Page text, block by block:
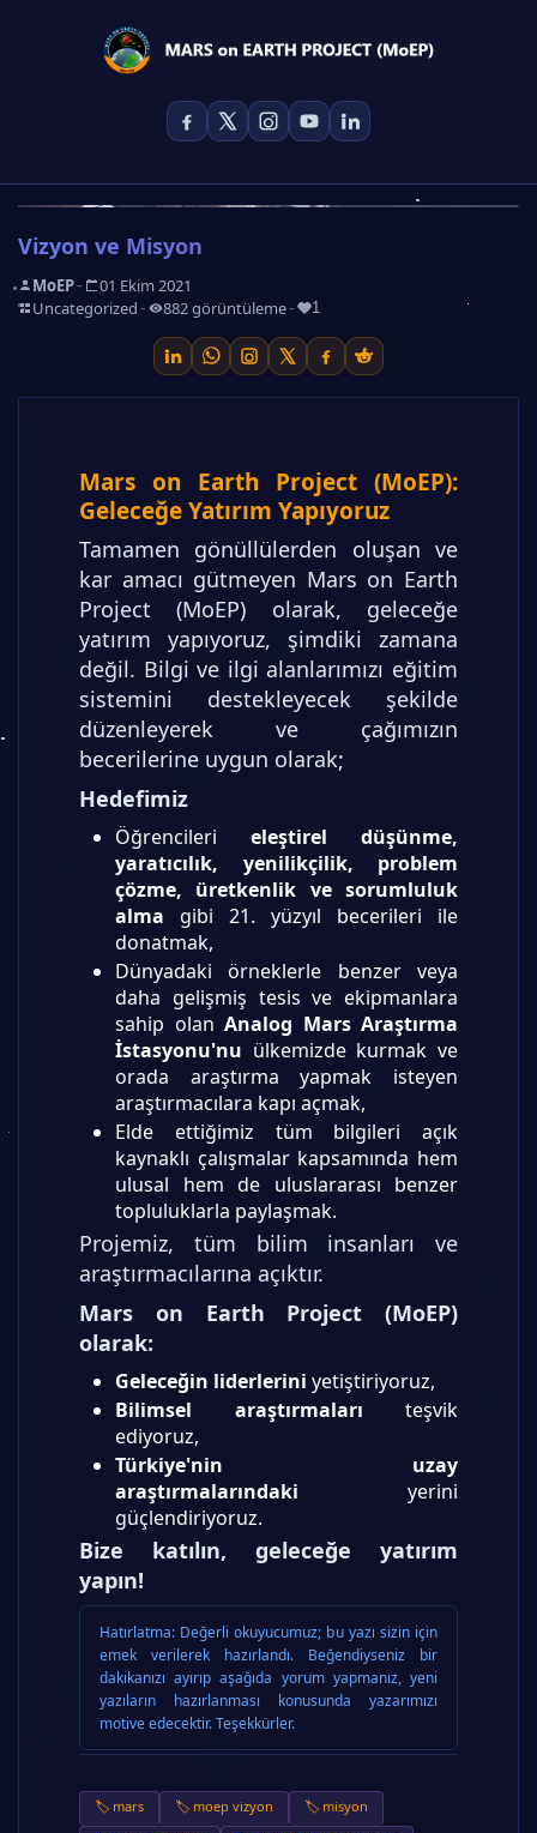
Vizyon ve Misyon
MoEP- 01 Ekim 2021
- Uncategorized- 882 görüntüleme- 1
Mars on Earth Project (MoEP):
Geleceğe Yatırım Yapıyoruz
Tamamen gönüllülerden oluşan ve
kar amacı gütmeyen Mars on Earth
Project (MoEP) olarak, geleceğe
yatırım yapıyoruz, şimdiki zamana
değil. Bilgi ve ilgi alanlarımızı eğitim
sistemini destekleyecek şekilde
düzenleyerek ve çağımızın
becerilerine uygun olarak;
Hedefimiz
Öğrencileri eleştirel düşünme,
yaratıcılık, yenilikçilik, problem
çözme, üretkenlik ve sorumluluk
alma gibi 21. yüzyıl becerileri ile
donatmak,
Dünyadaki örneklerle benzer veya
daha gelişmiş tesis ve ekipmanlara
sahip olan Analog Mars Araştırma
İstasyonu'nu ülkemizde kurmak ve
orada araştırma yapmak isteyen
araştırmacılara kapı açmak,
Elde ettiğimiz tüm bilgileri açık
kaynaklı çalışmalar kapsamında hem
ulusal hem de uluslararası benzer
topluluklarla paylaşmak.
Projemiz, tüm bilim insanları ve
araştırmacılarına açıktır.
Mars on Earth Project (MoEP)
olarak:
Geleceğin liderlerini yetiştiriyoruz,
Bilimsel araştırmaları teşvik
ediyoruz,
Türkiye'nin uzay
araştırmalarındaki yerini
güçlendiriyoruz.
Bize katılın, geleceğe yatırım
yapın!
Hatırlatma: Değerli okuyucumuz; bu yazı sizin için
emek verilerek hazırlandı. Beğendiyseniz bir
dakikanızı ayırıp aşağıda yorum yapmanız, yeni
yazıların hazırlanması konusunda yazarımızı
motive edecektir. Teşekkürler.
🏷️ mars 🏷️ moep vizyon
🏷️ misyon